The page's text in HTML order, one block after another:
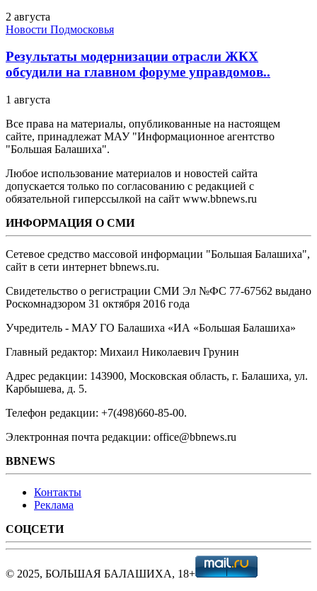
2 августа
Новости Подмосковья
Результаты модернизации отрасли ЖКХ
обсудили на главном форуме управдомов..
1 августа
Все права на материалы, опубликованные на настоящем
сайте, принадлежат МАУ "Информационное агентство
"Большая Балашиха".
Любое использование материалов и новостей сайта
допускается только по согласованию с редакцией с
обязательной гиперссылкой на сайт www.bbnews.ru
ИНФОРМАЦИЯ О СМИ
Сетевое средство массовой информации "Большая Балашиха",
сайт в сети интернет bbnews.ru.
Свидетельство о регистрации СМИ Эл №ФС ‎77-67562 выдано
Роскомнадзором 31 октября 2016 года
Учредитель - МАУ ГО Балашиха «ИА «Большая Балашиха»
Главный редактор: Михаил Николаевич Грунин
Адрес редакции: 143900, Московская область, г. Балашиха, ул.
Карбышева, д. 5.
Телефон редакции: +7(498)660-85-00.
Электронная почта редакции: office@bbnews.ru
BBNEWS
Контакты
Реклама
СОЦСЕТИ
© 2025, БОЛЬШАЯ БАЛАШИХА, 18+